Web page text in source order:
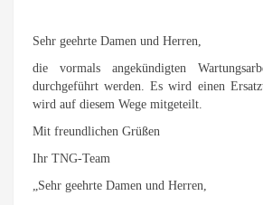
Sehr geehrte Damen und Herren,
die vormals angekündigten
durchgeführt werden. Es wird einen
wird auf diesem Wege mitgeteilt.
Mit freundlichen Grüßen
Ihr TNG-Team
„Sehr geehrte Damen und Herren,